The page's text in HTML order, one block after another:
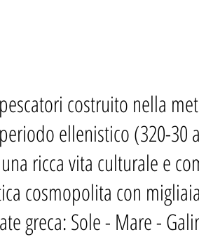
costruito nella
ellenistico (320-30
ricca vita culturale e
cosmopolita con
greca: Sole - Mare -